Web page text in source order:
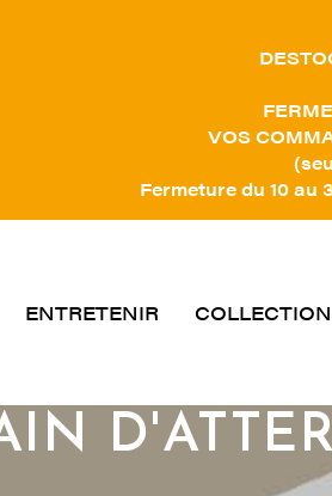
VOS
Fermeture du 10
ENTRETENIR